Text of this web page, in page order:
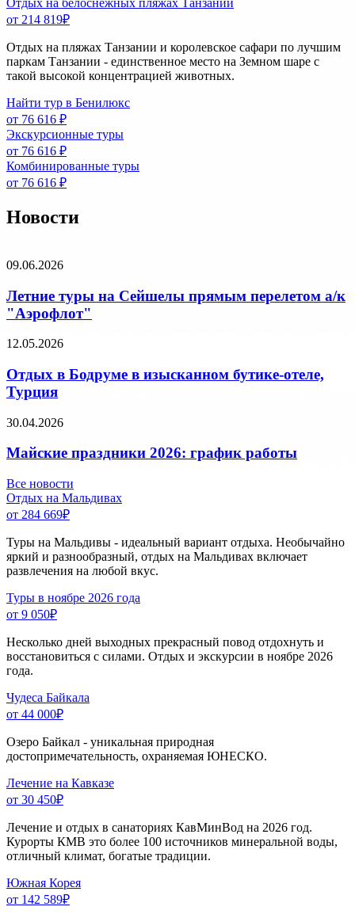
Отдых на белоснежных пляжах Танзании
от 214 819₽
Отдых на пляжах Танзании и королевское сафари по лучшим
паркам Танзании - единственное место на Земном шаре с
такой высокой концентрацией животных.
Найти тур в Бенилюкс
от 76 616 ₽
Экскурсионные туры
от 76 616 ₽
Комбинированные туры
от 76 616 ₽
Новости
09.06.2026
Летние туры на Сейшелы прямым перелетом а/к
"Аэрофлот"
12.05.2026
Отдых в Бодруме в изысканном бутике-отеле,
Турция
30.04.2026
Майские праздники 2026: график работы
Все новости
Отдых на Мальдивах
от 284 669₽
Туры на Мальдивы - идеальный вариант отдыха. Необычайно
яркий и разнообразный, отдых на Мальдивах включает
развлечения на любой вкус.
Туры в ноябре 2026 года
от 9 050₽
Несколько дней выходных прекрасный повод отдохнуть и
восстановиться с силами. Отдых и экскурсии в ноябре 2026
года.
Чудеса Байкала
от 44 000₽
Озеро Байкал - уникальная природная
достопримечательность, охраняемая ЮНЕСКО.
Лечение на Кавказе
от 30 450₽
Лечение и отдых в санаториях КавМинВод на 2026 год.
Курорты КМВ это более 100 источников минеральной воды,
отличный климат, богатые традиции.
Южная Корея
от 142 589₽